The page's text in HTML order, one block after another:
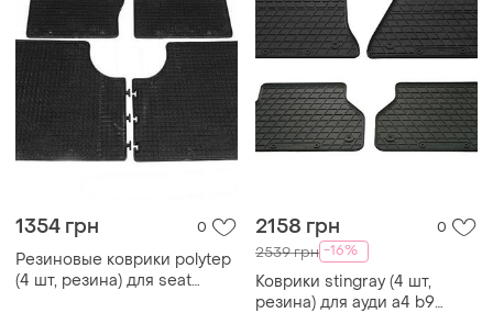
1354 грн 0
Резиновые коврики polytep
(4 шт, резина) для seat
2158 грн 0
2539 грн -16%
Коврики stingray (4 шт,
резина) для ауди a4 b9